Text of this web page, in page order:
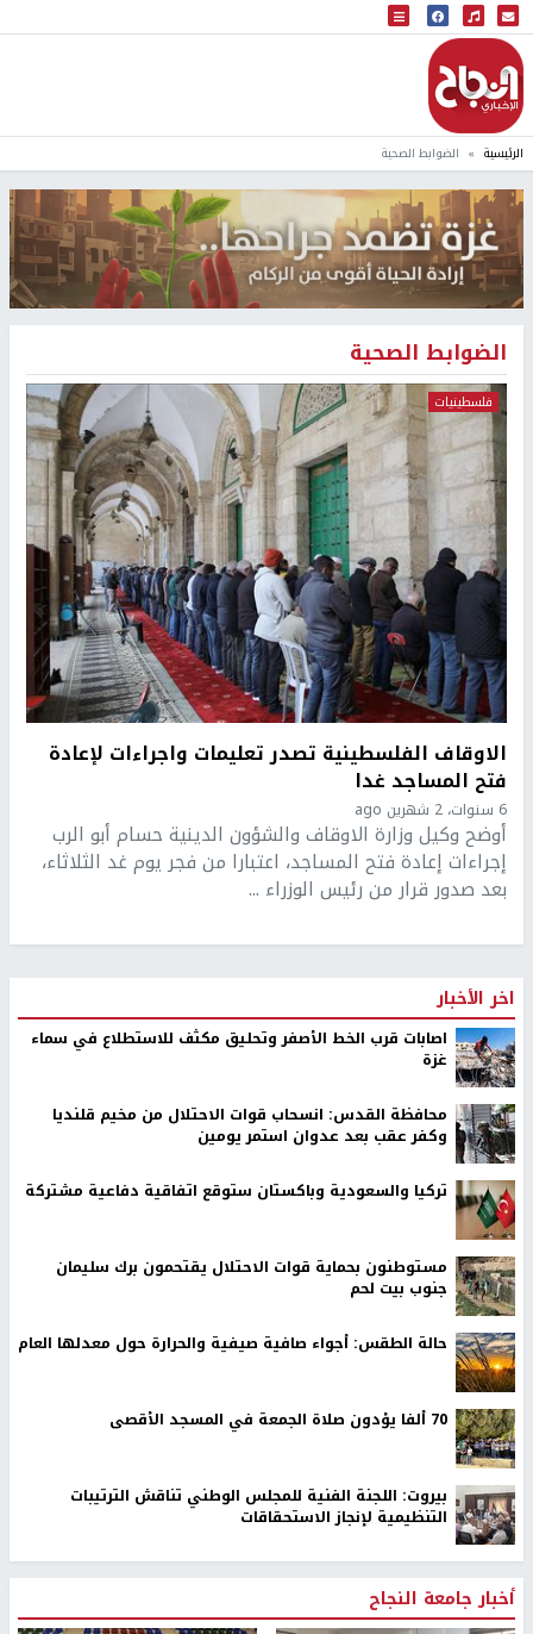
البث المباشر
إذاعة النجاح
الرئيسية الضوابط الصحية
الضوابط الصحية
فلسطينيات
الاوقاف الفلسطينية تصدر تعليمات واجراءات لإعادة
فتح المساجد غدا
6 سنوات، 2 شهرين ago
أوضح وكيل وزارة الاوقاف والشؤون الدينية حسام أبو الرب
إجراءات إعادة فتح المساجد، اعتبارا من فجر يوم غد الثلاثاء،
بعد صدور قرار من رئيس الوزراء ...
اخر الأخبار
اصابات قرب الخط الأصفر وتحليق مكثف للاستطلاع في سماء
غزة
محافظة القدس: انسحاب قوات الاحتلال من مخيم قلنديا
وكفر عقب بعد عدوان استمر يومين
تركيا والسعودية وباكستان ستوقع اتفاقية دفاعية مشتركة
مستوطنون بحماية قوات الاحتلال يقتحمون برك سليمان
جنوب بيت لحم
حالة الطقس: أجواء صافية صيفية والحرارة حول معدلها العام
70 ألفا يؤدون صلاة الجمعة في المسجد الأقصى
بيروت: اللجنة الفنية للمجلس الوطني تناقش الترتيبات
التنظيمية لإنجاز الاستحقاقات
أخبار جامعة النجاح